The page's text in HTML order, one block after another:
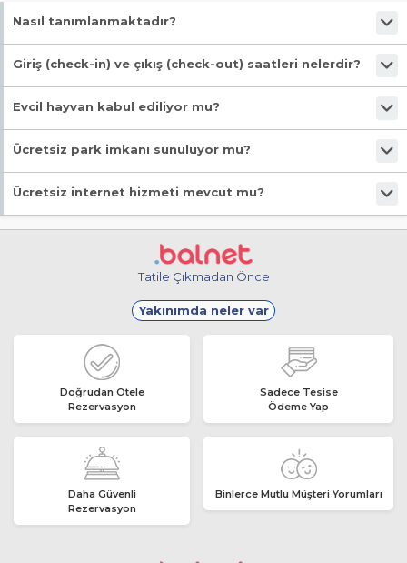
Nasıl tanımlanmaktadır?
Tesis Bungalov statüsündedir. Öne çıkan özellikleri "Wifi, Dağ
Giriş (check-in) ve çıkış (check-out) saatleri nelerdir?
Giriş en erken 14:00, çıkış en geç 12:00 saatindedir.
Evcil hayvan kabul ediliyor mu?
Malesef, evcil hayvan kabul edilmiyor!
Ücretsiz park imkanı sunuluyor mu?
Evet, ücretsiz park imkanı mevcut.
Ücretsiz internet hizmeti mevcut mu?
Evet, ücretsiz internet hizmeti sunuluyor.
Tatile Çıkmadan Önce
Yakınımda neler var
Doğrudan Otele
Rezervasyon
Sadece Tesise
Ödeme Yap
Daha Güvenli
Rezervasyon
Binlerce Mutlu Müşteri Yorumları